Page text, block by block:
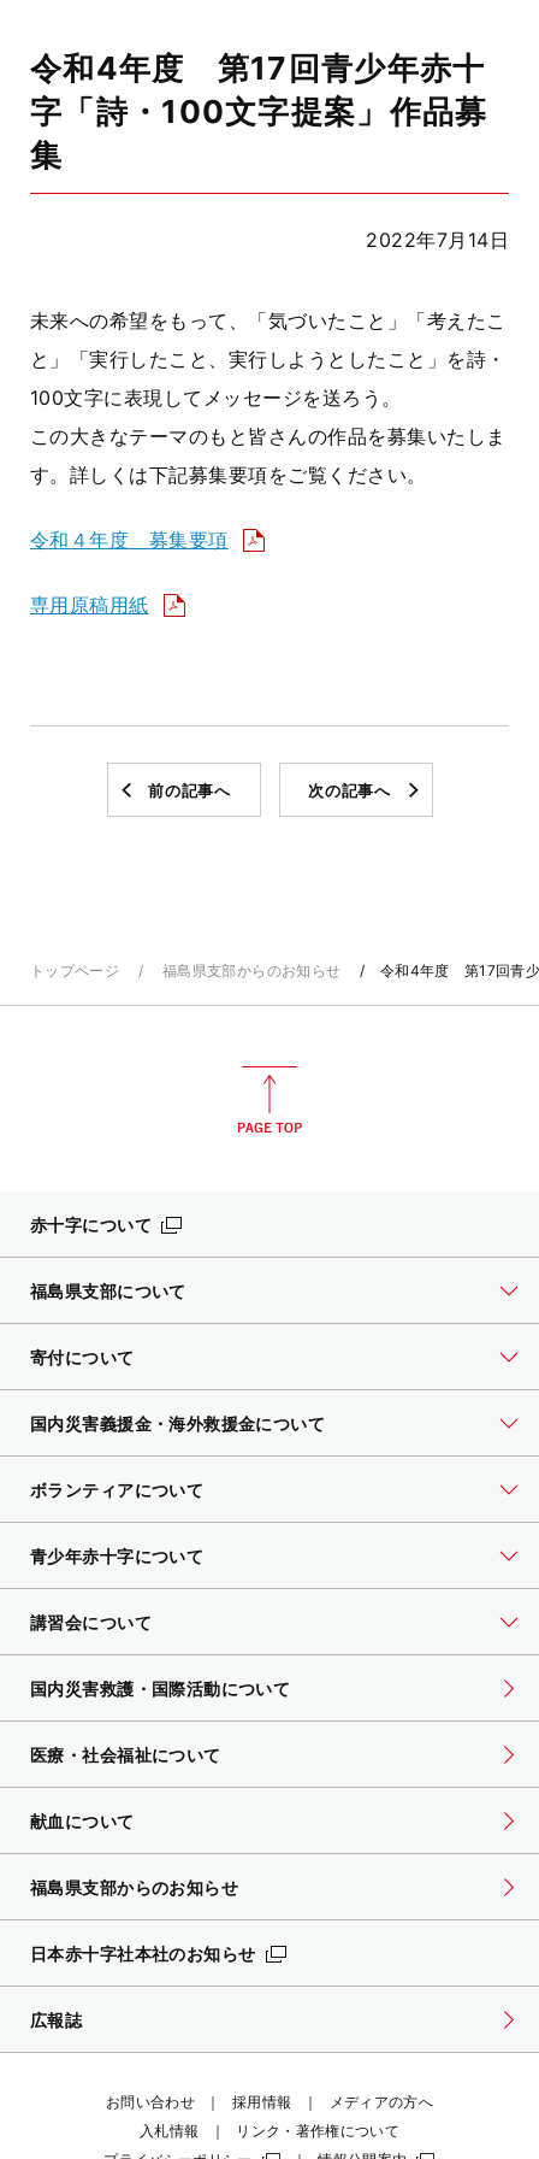
令和4年度 第17回青少年赤十
字「詩・100文字提案」作品募
集
2022年7月14日
未来への希望をもって、「気づいたこと」「考えたこ
と」「実行したこと、実行しようとしたこと」を詩・
100文字に表現してメッセージを送ろう。
この大きなテーマのもと皆さんの作品を募集いたしま
す。詳しくは下記募集要項をご覧ください。
令和４年度 募集要項
専用原稿用紙
前の記事へ 次の記事へ
トップページ 福島県支部からのお知らせ 令和4年度 第17回青
赤十字について
福島県支部について
寄付について
国内災害義援金・海外救援金について
ボランティアについて
青少年赤十字について
講習会について
国内災害救護・国際活動について
医療・社会福祉について
献血について
福島県支部からのお知らせ
日本赤十字社本社のお知らせ
広報誌
お問い合わせ 採用情報
メディアの方へ
入札情報
リンク・著作権について